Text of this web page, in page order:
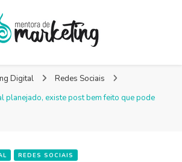
– Blog
Facilitado
Digital
Redes Sociais
planejado, existe post bem feito que pode
REDES SOCIAIS